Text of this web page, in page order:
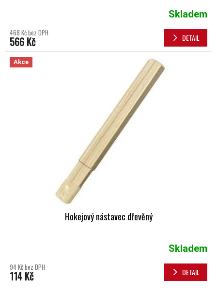
Skladem
468 Kč bez DPH
566 Kč DETAIL
Akce
Hokejový nástavec dřevěný
Skladem
94 Kč bez DPH
114 Kč DETAIL